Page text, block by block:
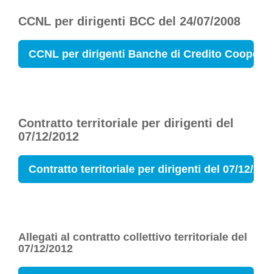
CCNL per dirigenti BCC del 24/07/2008
CCNL per dirigenti Banche di Credito
Contratto territoriale per dirigenti del
07/12/2012
Contratto territoriale per dirigenti del 07/12/
Allegati al contratto collettivo territoriale del
07/12/2012